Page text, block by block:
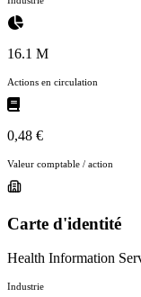
Identité &
ABLD.PA
Health Information
Industrie
16.1 M
Actions en circulation